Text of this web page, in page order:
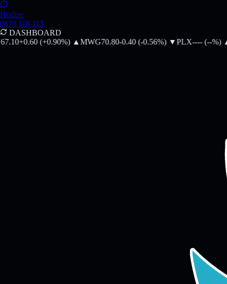
Hotline
0879 118 113
DASHBOARD
-0.56%)▼PLX----(-- %)▲SAB44.75+1.05(+2.40 %)▲SHB11.70-